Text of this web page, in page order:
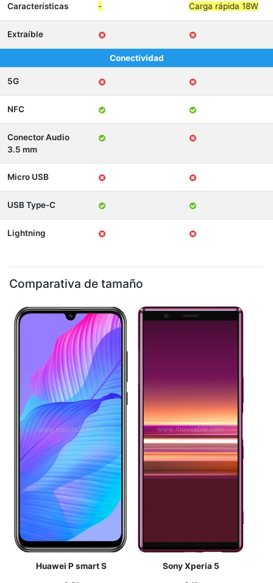
Características - Carga rápida 18W
Extraíble
Conectividad
5G
NFC
Conector Audio
3.5 mm
Micro USB
USB Type-C
Lightning
Comparativa de tamaño
Huawei P smart S
Sony Xperia 5